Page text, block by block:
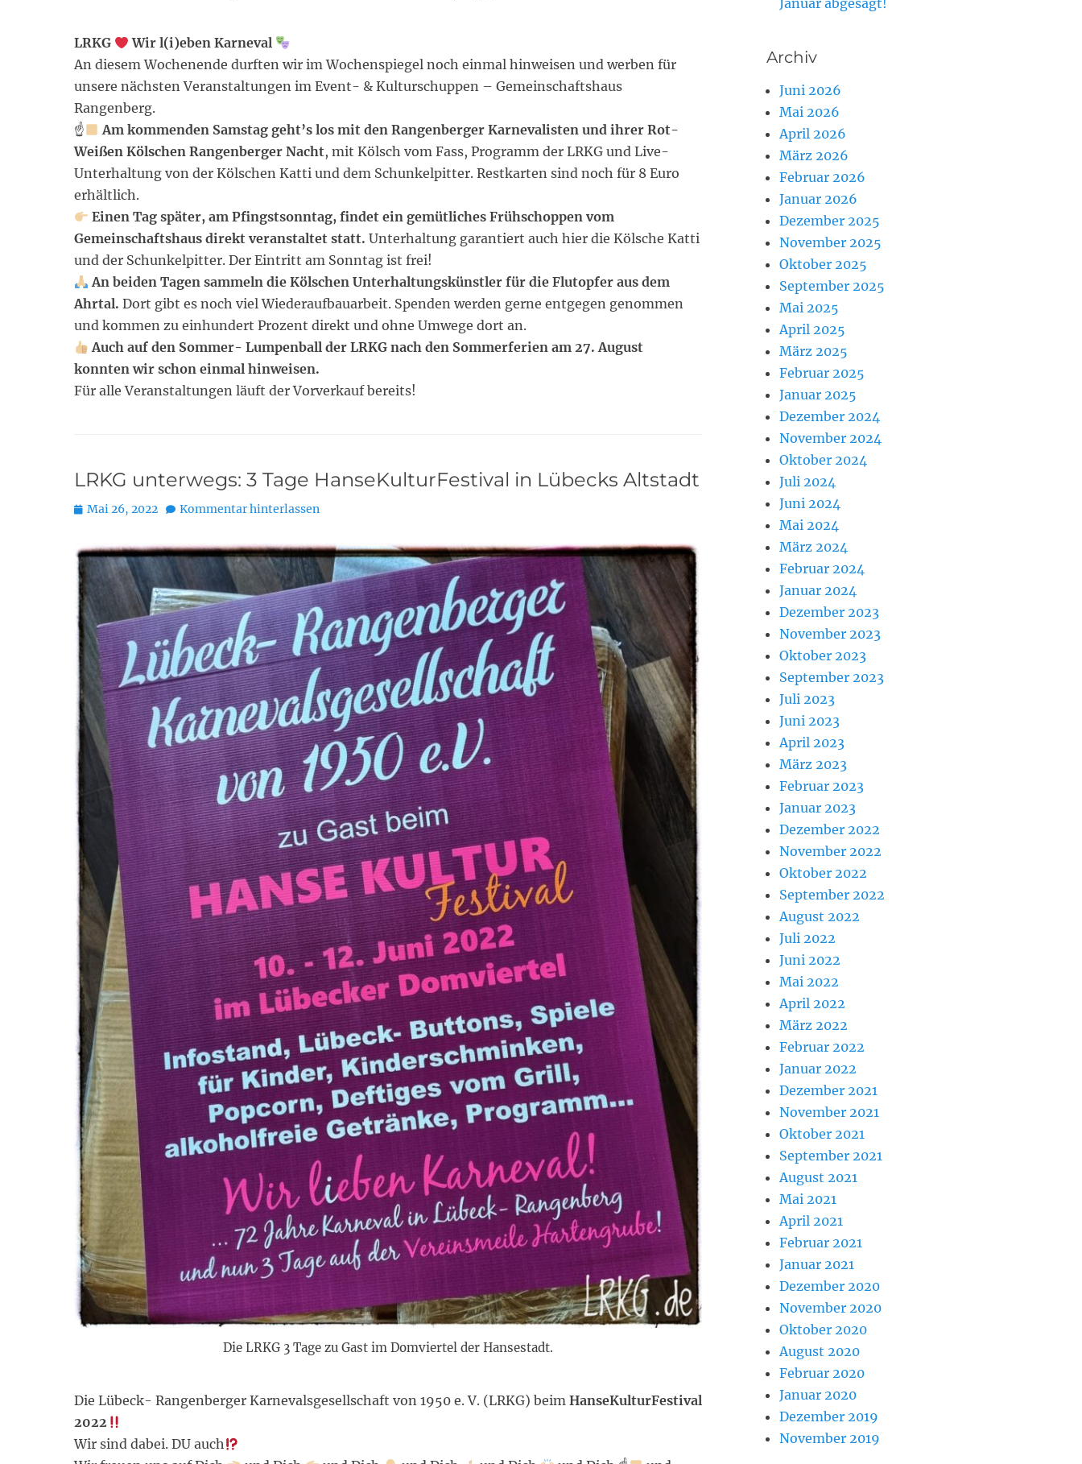
LRKG
Wir l(i)eben Karneval
An diesem Wochenende durften wir im Wochenspiegel noch einmal hinweisen und werben für
unsere nächsten Veranstaltungen im Event- & Kulturschuppen – Gemeinschaftshaus
Rangenberg.
☝
Am kommenden Samstag geht’s los mit den Rangenberger Karnevalisten und ihrer Rot-
Weißen Kölschen Rangenberger Nacht, mit Kölsch vom Fass, Programm der LRKG und Live-
Unterhaltung von der Kölschen Katti und dem Schunkelpitter. Restkarten sind noch für 8 Euro
erhältlich.
Einen Tag später, am Pfingstsonntag, findet ein gemütliches Frühschoppen vom
Gemeinschaftshaus direkt veranstaltet statt. Unterhaltung garantiert auch hier die Kölsche Katti
und der Schunkelpitter. Der Eintritt am Sonntag ist frei!
An beiden Tagen sammeln die Kölschen Unterhaltungskünstler für die Flutopfer aus dem
Ahrtal. Dort gibt es noch viel Wiederaufbauarbeit. Spenden werden gerne entgegen genommen
und kommen zu einhundert Prozent direkt und ohne Umwege dort an.
Auch auf den Sommer- Lumpenball der LRKG nach den Sommerferien am 27. August
konnten wir schon einmal hinweisen.
Für alle Veranstaltungen läuft der Vorverkauf bereits!
LRKG unterwegs: 3 Tage HanseKulturFestival in Lübecks Altstadt
Posted
Mai 26, 2022 Kommentar hinterlassen
Die LRKG 3 Tage zu Gast im Domviertel der Hansestadt.
Die Lübeck- Rangenberger Karnevalsgesellschaft von 1950 e. V. (LRKG) beim HanseKulturFestival
2022
Wir sind dabei. DU auch
Januar abgesagt!
Archiv
Juni 2026
Mai 2026
April 2026
März 2026
Februar 2026
Januar 2026
Dezember 2025
November 2025
Oktober 2025
September 2025
Mai 2025
April 2025
März 2025
Februar 2025
Januar 2025
Dezember 2024
November 2024
Oktober 2024
Juli 2024
Juni 2024
Mai 2024
März 2024
Februar 2024
Januar 2024
Dezember 2023
November 2023
Oktober 2023
September 2023
Juli 2023
Juni 2023
April 2023
März 2023
Februar 2023
Januar 2023
Dezember 2022
November 2022
Oktober 2022
September 2022
August 2022
Juli 2022
Juni 2022
Mai 2022
April 2022
März 2022
Februar 2022
Januar 2022
Dezember 2021
November 2021
Oktober 2021
September 2021
August 2021
Mai 2021
April 2021
Februar 2021
Januar 2021
Dezember 2020
November 2020
Oktober 2020
August 2020
Februar 2020
Januar 2020
Dezember 2019
November 2019